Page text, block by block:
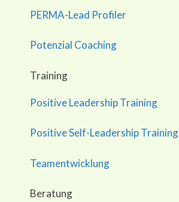
PERMA-Lead Profiler
Potenzial Coaching
Training
Positive Leadership Training
Positive Self-Leadership Training
Teamentwicklung
Beratung